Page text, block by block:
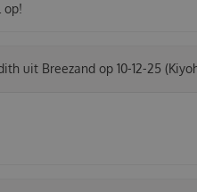
op!
uit Breezand op 10-12-25